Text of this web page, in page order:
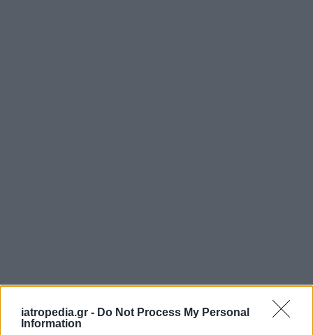
iatropedia.gr - Do Not Process My Personal
Information